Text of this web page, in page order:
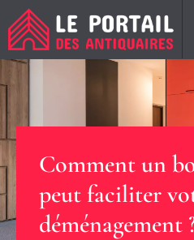
Comment un
peut faciliter
déménagement